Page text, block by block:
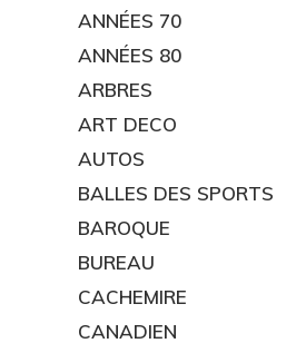
ANNÉES 70
ANNÉES 80
ARBRES
ART DECO
AUTOS
BALLES DES SPORTS
BAROQUE
BUREAU
CACHEMIRE
CANADIEN